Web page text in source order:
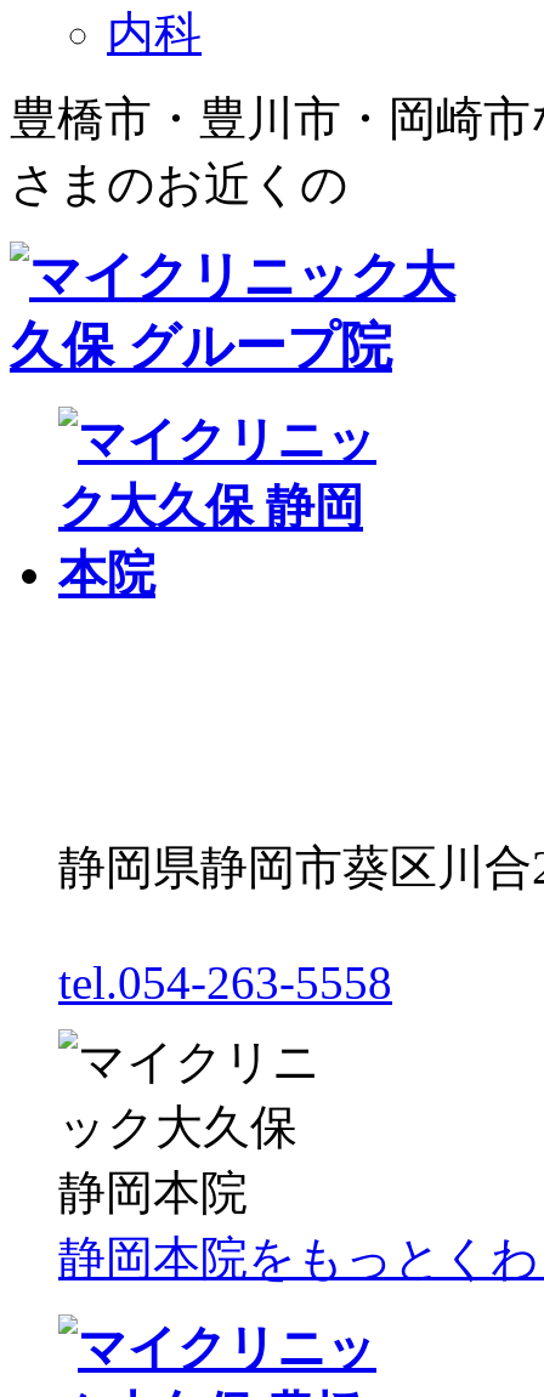
内科
豊橋市・豊川市・岡崎
さまのお近くの
静岡県静岡市葵区川合
tel.054-263-5558
静岡本院をもっとく